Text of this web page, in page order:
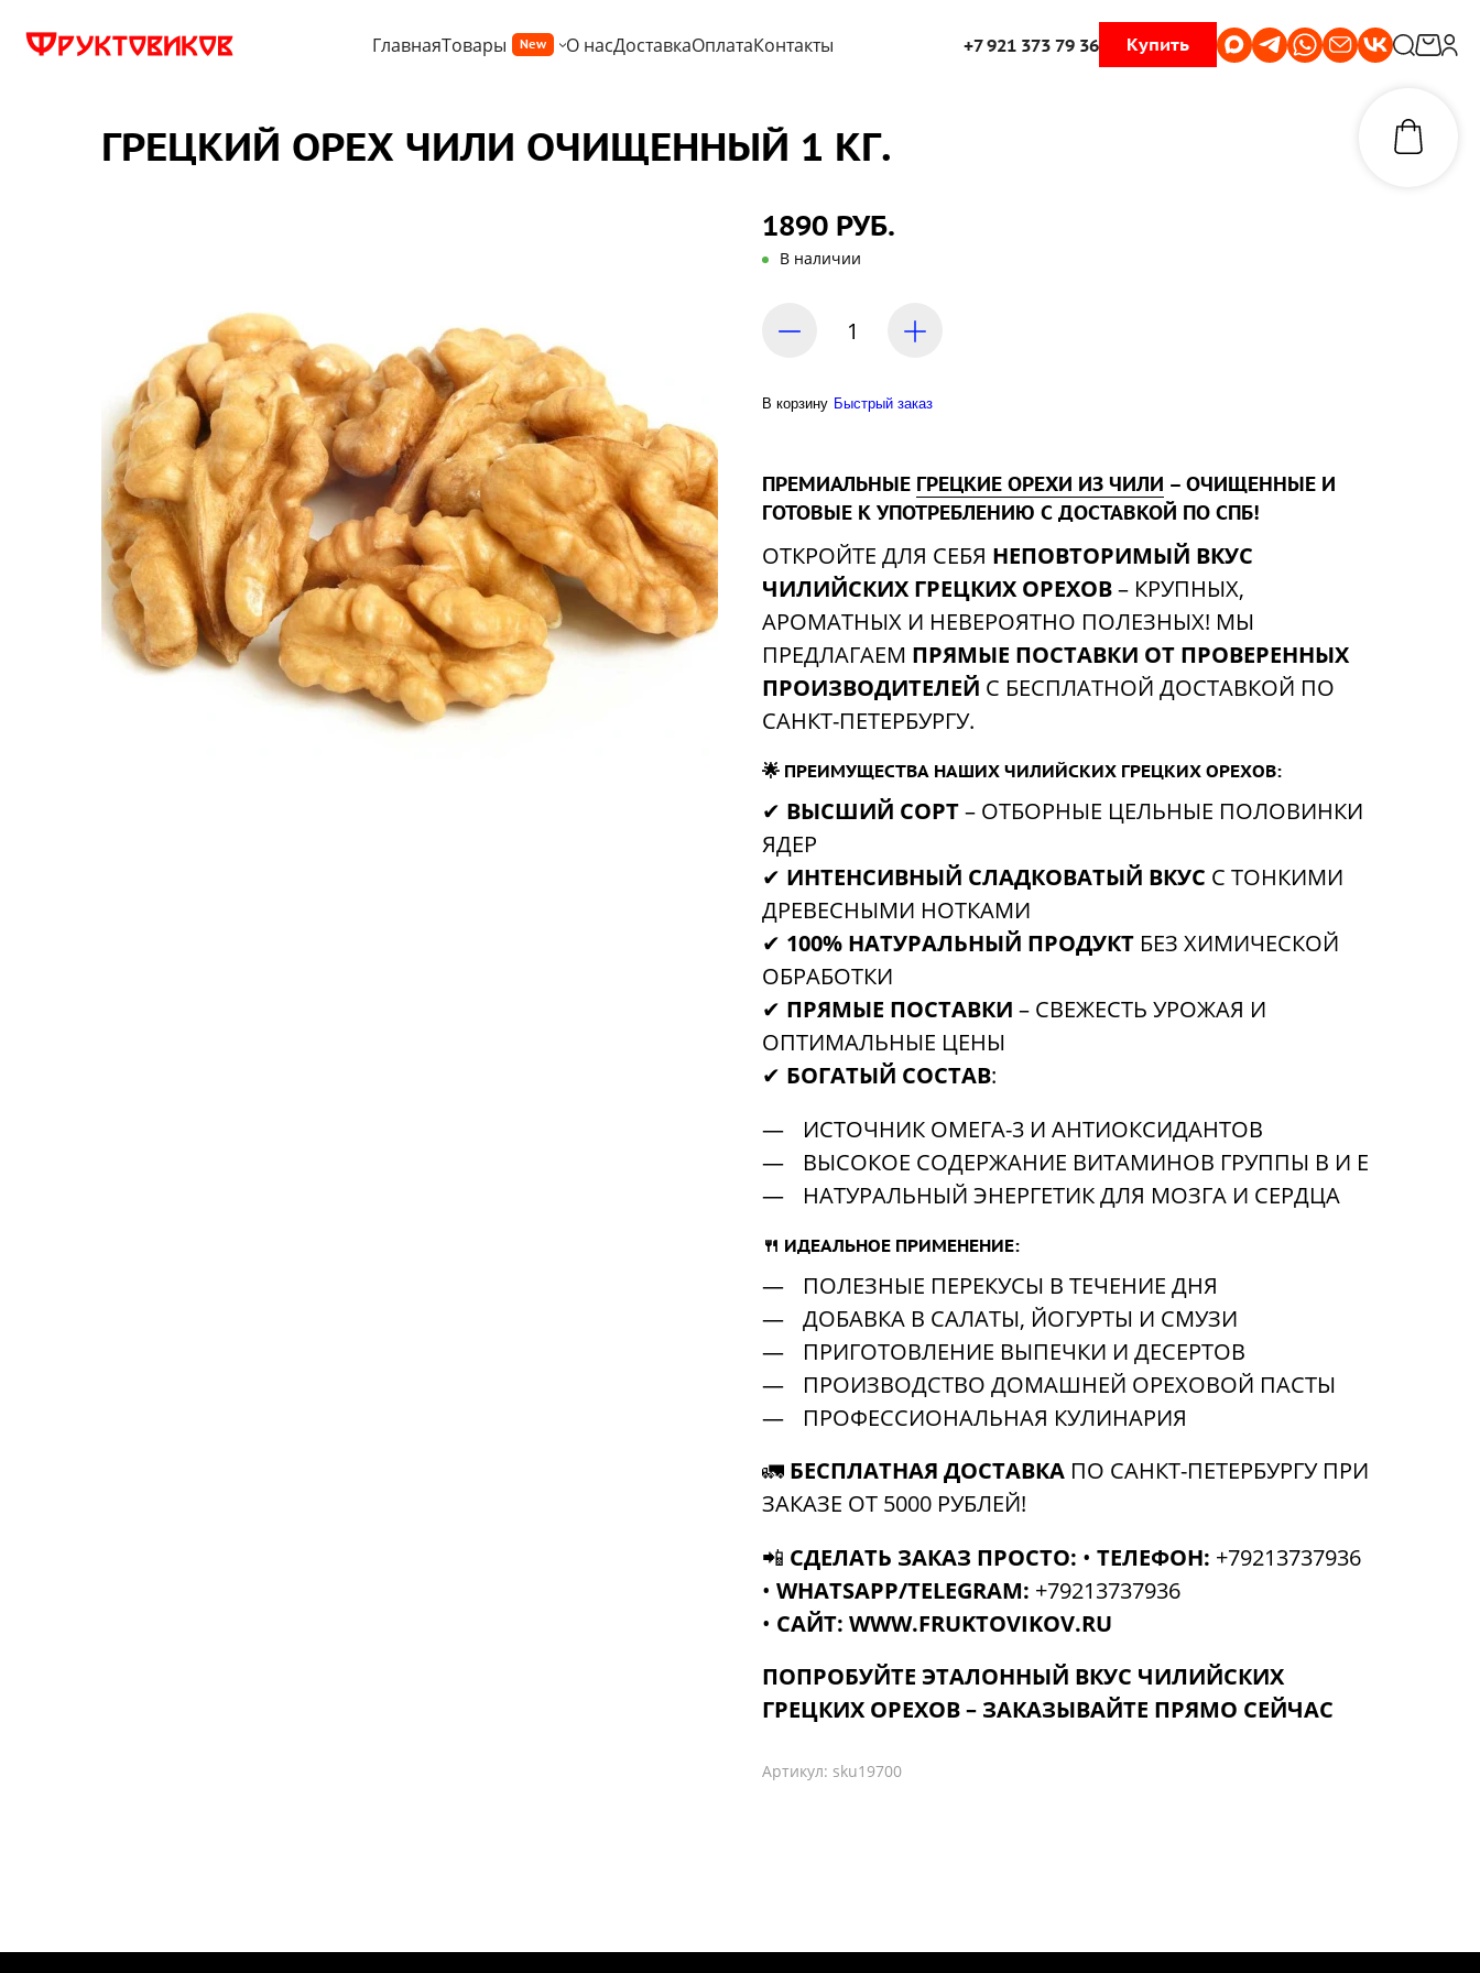
ГлавнаяТовары New О насДоставкаОплатаКонтакты +7 921 373 79 36 Купить
ГРЕЦКИЙ ОРЕХ ЧИЛИ ОЧИЩЕННЫЙ 1 КГ.
1890 РУБ.
В наличии
В корзину Быстрый заказ
ПРЕМИАЛЬНЫЕ ГРЕЦКИЕ ОРЕХИ ИЗ ЧИЛИ – ОЧИЩЕННЫЕ И
ГОТОВЫЕ К УПОТРЕБЛЕНИЮ С ДОСТАВКОЙ ПО СПБ!
ОТКРОЙТЕ ДЛЯ СЕБЯ НЕПОВТОРИМЫЙ ВКУС
ЧИЛИЙСКИХ ГРЕЦКИХ ОРЕХОВ– КРУПНЫХ,
АРОМАТНЫХ И НЕВЕРОЯТНО ПОЛЕЗНЫХ! МЫ
ПРЕДЛАГАЕМ ПРЯМЫЕ ПОСТАВКИ ОТ ПРОВЕРЕННЫХ
ПРОИЗВОДИТЕЛЕЙ С БЕСПЛАТНОЙ ДОСТАВКОЙ ПО
САНКТ-ПЕТЕРБУРГУ.
🌟 ПРЕИМУЩЕСТВА НАШИХ ЧИЛИЙСКИХ ГРЕЦКИХ ОРЕХОВ:
✔ ВЫСШИЙ СОРТ– ОТБОРНЫЕ ЦЕЛЬНЫЕ ПОЛОВИНКИ
ЯДЕР
✔ ИНТЕНСИВНЫЙ СЛАДКОВАТЫЙ ВКУС С ТОНКИМИ
ДРЕВЕСНЫМИ НОТКАМИ
✔ 100% НАТУРАЛЬНЫЙ ПРОДУКТ БЕЗ ХИМИЧЕСКОЙ
ОБРАБОТКИ
✔ ПРЯМЫЕ ПОСТАВКИ – СВЕЖЕСТЬ УРОЖАЯ И
ОПТИМАЛЬНЫЕ ЦЕНЫ
✔ БОГАТЫЙ СОСТАВ:
ИСТОЧНИК ОМЕГА-3 И АНТИОКСИДАНТОВ
ВЫСОКОЕ СОДЕРЖАНИЕ ВИТАМИНОВ ГРУППЫ B И E
НАТУРАЛЬНЫЙ ЭНЕРГЕТИК ДЛЯ МОЗГА И СЕРДЦА
🍴 ИДЕАЛЬНОЕ ПРИМЕНЕНИЕ:
ПОЛЕЗНЫЕ ПЕРЕКУСЫ В ТЕЧЕНИЕ ДНЯ
ДОБАВКА В САЛАТЫ, ЙОГУРТЫ И СМУЗИ
ПРИГОТОВЛЕНИЕ ВЫПЕЧКИ И ДЕСЕРТОВ
ПРОИЗВОДСТВО ДОМАШНЕЙ ОРЕХОВОЙ ПАСТЫ
ПРОФЕССИОНАЛЬНАЯ КУЛИНАРИЯ
🚛 БЕСПЛАТНАЯ ДОСТАВКА ПО САНКТ-ПЕТЕРБУРГУ ПРИ
ЗАКАЗЕ ОТ 5000 РУБЛЕЙ!
📲 СДЕЛАТЬ ЗАКАЗ ПРОСТО: • ТЕЛЕФОН: +79213737936
• WHATSAPP/TELEGRAM: +79213737936
• САЙТ: WWW.FRUKTOVIKOV.RU
ПОПРОБУЙТЕ ЭТАЛОННЫЙ ВКУС ЧИЛИЙСКИХ
ГРЕЦКИХ ОРЕХОВ – ЗАКАЗЫВАЙТЕ ПРЯМО СЕЙЧАС
Артикул: sku19700